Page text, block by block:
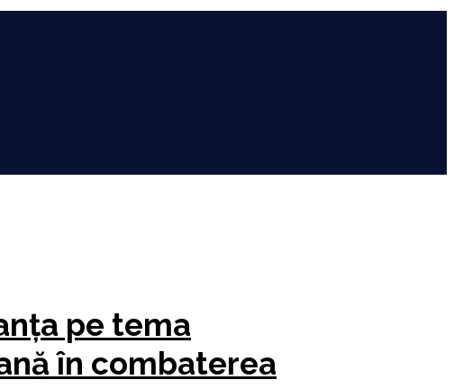
pe tema
în combaterea